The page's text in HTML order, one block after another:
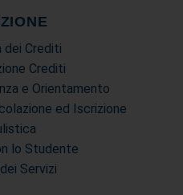
dei Crediti
Crediti
e Orientamento
ed Iscrizione
lo Studente
Servizi